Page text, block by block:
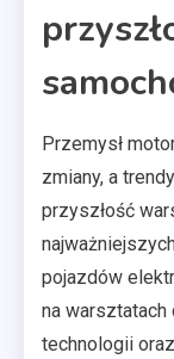
Przemysł
zmiany, a
przyszłość
pojazdów
na
technologii